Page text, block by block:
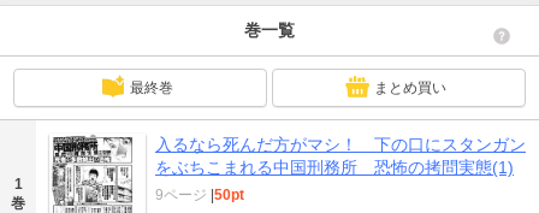
巻一覧
最終巻 まとめ買い
1
巻
入るなら死んだ方がマシ！ 下の口にスタンガン
をぶちこまれる中国刑務所 恐怖の拷問実態(1)
9ページ |50pt